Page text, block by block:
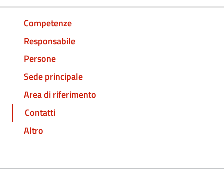
Competenze
Responsabile
Persone
Sede principale
Area di riferimento
Contatti
Altro